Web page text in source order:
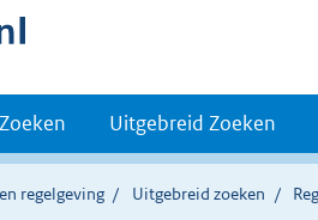
Zoeken Uitgebreid Zoeken
regelgeving Uitgebreid zoeken